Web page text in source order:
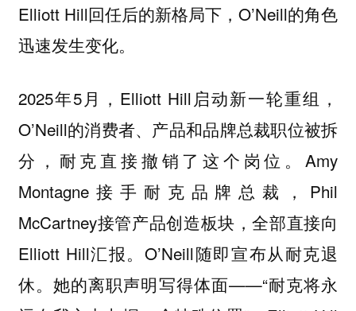
Elliott Hill回任后的新格局下，O’Neill的角色
迅速发生变化。
2025年5月，Elliott Hill启动新一轮重组，
O’Neill的消费者、产品和品牌总裁职位被拆
分，耐克直接撤销了这个岗位。Amy
Montagne接手耐克品牌总裁，Phil
McCartney接管产品创造板块，全部直接向
Elliott Hill汇报。O’Neill随即宣布从耐克退
休。她的离职声明写得体面——“耐克将永